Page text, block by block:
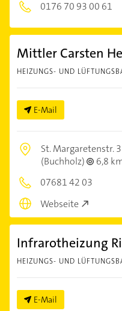
0176 70 93 00 61
Mittler Carsten
HEIZUNGS- UND
E-Mail
St. Margaretenstr.
(Buchholz)
6,8
07681 42 03
Webseite
Infrarotheizung
HEIZUNGS- UND
E-Mail